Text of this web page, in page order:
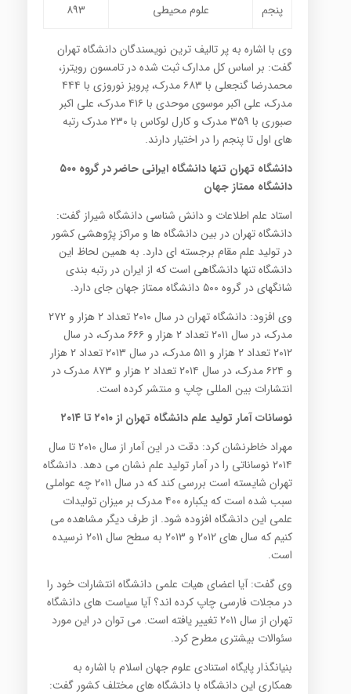
پنجم علوم محیطی ۸۹۳
وی با اشاره به پر تالیف ترین نویسندگان دانشگاه تهران
گفت: بر اساس کل مدارک ثبت شده در تامسون رویترز،
محمدرضا گنجعلی با ۶۸۳ مدرک، پرویز نوروزی با ۴۴۴
مدرک، علی اکبر موسوی موحدی با ۴۱۶ مدرک، علی اکبر
صبوری با ۳۵۹ مدرک و کارل لوکاس با ۲۳۰ مدرک رتبه
های اول تا پنجم را در اختیار دارند.
دانشگاه تهران تنها دانشگاه ایرانی حاضر در گروه ۵۰۰
دانشگاه ممتاز جهان
استاد علم اطلاعات و دانش شناسی دانشگاه شیراز گفت:
دانشگاه تهران در بین دانشگاه ها و مراکز پژوهشی کشور
در تولید علم مقام برجسته ای دارد. به همین لحاظ این
دانشگاه تنها دانشگاهی است که از ایران در رتبه بندی
شانگهای در گروه ۵۰۰ دانشگاه ممتاز جهان جای دارد.
وی افزود: دانشگاه تهران در سال ۲۰۱۰ تعداد ۲ هزار و ۲۷۲
مدرک، در سال ۲۰۱۱ تعداد ۲ هزار و ۶۶۶ مدرک، در سال
۲۰۱۲ تعداد ۲ هزار و ۵۱۱ مدرک، در سال ۲۰۱۳ تعداد ۲ هزار
و ۶۲۴ مدرک، در سال ۲۰۱۴ تعداد ۲ هزار و ۸۷۳ مدرک در
انتشارات بین المللی چاپ و منتشر کرده است.
نوسانات آمار تولید علم دانشگاه تهران از ۲۰۱۰ تا ۲۰۱۴
مهراد خاطرنشان کرد: دقت در این آمار از سال ۲۰۱۰ تا سال
۲۰۱۴ نوساناتی را در آمار تولید علم نشان می دهد. دانشگاه
تهران شایسته است بررسی کند که در سال ۲۰۱۱ چه عواملی
سبب شده است که یکباره ۴۰۰ مدرک بر میزان تولیدات
علمی این دانشگاه افزوده شود. از طرف دیگر مشاهده می
کنیم که سال های ۲۰۱۲ و ۲۰۱۳ به سطح سال ۲۰۱۱ نرسیده
است.
وی گفت: آیا اعضای هیات علمی دانشگاه انتشارات خود را
در مجلات فارسی چاپ کرده اند؟ آیا سیاست های دانشگاه
تهران از سال ۲۰۱۱ تغییر یافته است. می توان در این مورد
سئوالات بیشتری مطرح کرد.
بنیانگذار پایگاه استنادی علوم جهان اسلام با اشاره به
همکاری این دانشگاه با دانشگاه های مختلف کشور گفت: